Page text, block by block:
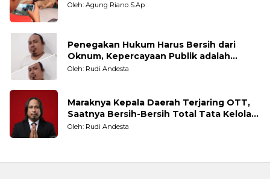
Oleh: Agung Riano S.Ap
Penegakan Hukum Harus Bersih dari
Oknum, Kepercayaan Publik adalah
Taruhannya
Oleh: Rudi Andesta
Maraknya Kepala Daerah Terjaring OTT,
Saatnya Bersih-Bersih Total Tata Kelola
Pemerintahan
Oleh: Rudi Andesta